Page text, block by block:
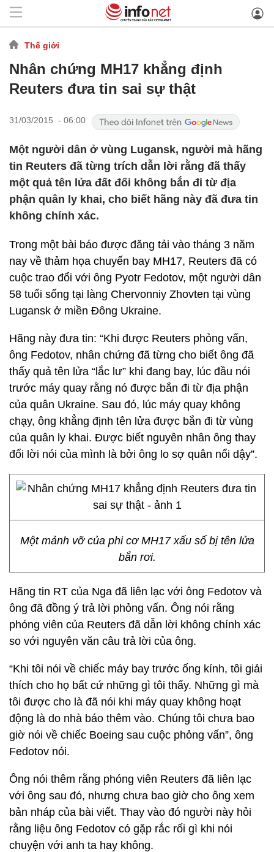
Thế giới
Nhân chứng MH17 khẳng định
Reuters đưa tin sai sự thật
31/03/2015 - 06:00
Một người dân ở vùng Lugansk, người mà hãng
tin Reuters đã từng trích dẫn lời rằng đã thấy
một quả tên lửa đất đối không bắn đi từ địa
phận quân ly khai, cho biết hãng này đã đưa tin
không chính xác.
Trong một bài báo được đăng tải vào tháng 3 năm
nay về thảm họa chuyến bay MH17, Reuters đã có
cuộc trao đổi với ông Pyotr Fedotov, một người dân
58 tuổi sống tại làng Chervonniy Zhovten tại vùng
Lugansk ở miền Đông Ukraine.
Hãng này đưa tin: “Khi được Reuters phỏng vấn,
ông Fedotov, nhân chứng đã từng cho biết ông đã
thấy quả tên lửa “lắc lư” khi đang bay, lúc đầu nói
trước máy quay rằng nó được bắn đi từ địa phận
của quân Ukraine. Sau đó, lúc máy quay không
chạy, ông khẳng định tên lửa được bắn đi từ vùng
của quân ly khai. Được biết nguyên nhân ông thay
đổi lời nói của mình là bởi ông lo sợ quân nổi dậy”.
Một mảnh vỡ của phi cơ MH17 xấu số bị tên lửa
bắn rơi.
Hãng tin RT của Nga đã liên lạc với ông Fedotov và
ông đã đồng ý trả lời phỏng vấn. Ông nói rằng
phóng viên của Reuters đã dẫn lời không chính xác
so với nguyên văn câu trả lời của ông.
“Khi tôi nói về chiếc máy bay trước ống kính, tôi giải
thích cho họ bất cứ những gì tôi thấy. Những gì mà
tôi được cho là đã nói khi máy quay không hoạt
động là do nhà báo thêm vào. Chúng tôi chưa bao
giờ nói về chiếc Boeing sau cuộc phỏng vấn”, ông
Fedotov nói.
Ông nói thêm rằng phóng viên Reuters đã liên lạc
với ông sau đó, nhưng chưa bao giờ cho ông xem
bản nháp của bài viết. Thay vào đó người này hỏi
rằng liệu ông Fedotov có gặp rắc rối gì khi nói
chuyện với anh ta hay không.